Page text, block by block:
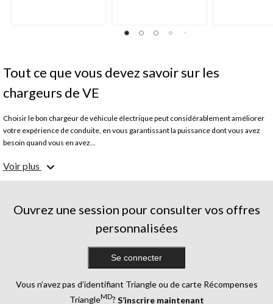
Tout ce que vous devez savoir sur les
chargeurs de VE
Choisir le bon chargeur de véhicule électrique peut considérablement améliorer
votre expérience de conduite, en vous garantissant la puissance dont vous avez
besoin quand vous en avez...
Comprendre les différents types de chargeurs
Chargeurs de niveau 1 : ils utilisent une prise domestique standard de 120 volts.
Chargeurs de niveau 2 : ils nécessitent une prise de 240 volts et offrent des temps
de recharge plus rapides, ce qui les rend adéquats pour une utilisation
Tenez compte de vos habitudes de conduite.
Voir plus
Ouvrez une session pour consulter vos offres
personnalisées
Se connecter
Vous n’avez pas d’identifiant Triangle ou de carte Récompenses
TriangleMD? S’inscrire maintenant